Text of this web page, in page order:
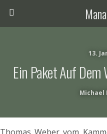
13.
Ein Paket Auf
Michael